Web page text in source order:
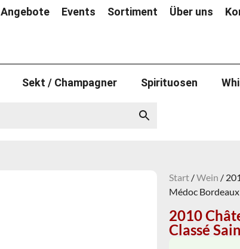
Angebote Events Sortiment Über uns
Sekt / Champagner Spirituosen
Start /Wein /
Médoc Bordeaux
2010
Classé